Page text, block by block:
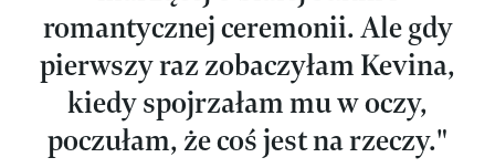
romantycznej ceremonii. Ale gdy
pierwszy raz zobaczyłam Kevina,
kiedy spojrzałam mu w oczy,
poczułam, że coś jest na rzeczy."